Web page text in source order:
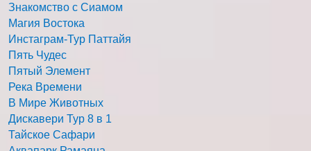
Знакомство с Сиамом
Магия Востока
Инстаграм-Тур Паттайя
Пять Чудес
Пятый Элемент
Река Времени
В Мире Животных
Дискавери Тур 8 в 1
Тайское Сафари